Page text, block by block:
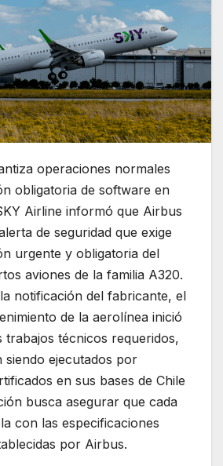
operaciones normales
obligatoria de software en
Airline informó que Airbus
de seguridad que exige
urgente y obligatoria del
aviones de la familia A320.
notificación del fabricante, el
de la aerolínea inició
trabajos técnicos requeridos,
siendo ejecutados por
en sus bases de Chile
busca asegurar que cada
con las especificaciones
por Airbus.